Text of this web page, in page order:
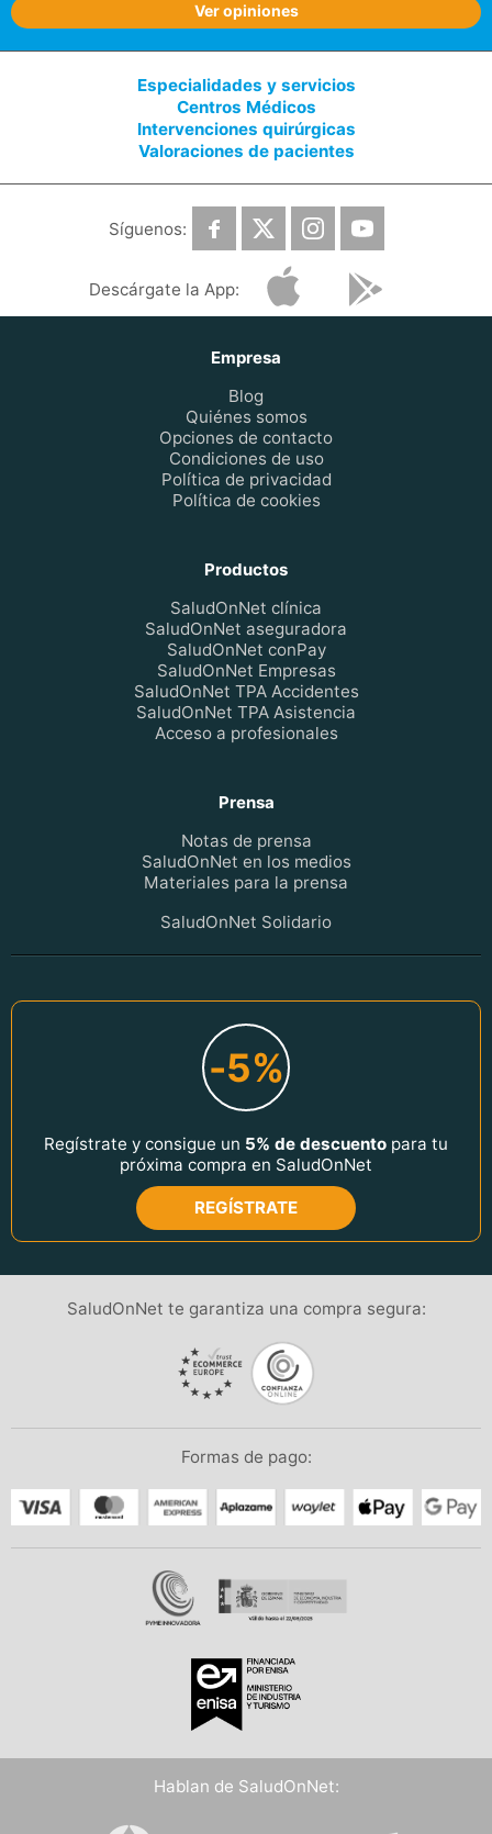
Ver opiniones
Especialidades y servicios
Centros Médicos
Intervenciones quirúrgicas
Valoraciones de pacientes
Síguenos:
Descárgate la App:
Empresa
Blog
Quiénes somos
Opciones de contacto
Condiciones de uso
Política de privacidad
Política de cookies
Productos
SaludOnNet clínica
SaludOnNet aseguradora
SaludOnNet conPay
SaludOnNet Empresas
SaludOnNet TPA Accidentes
SaludOnNet TPA Asistencia
Acceso a profesionales
Prensa
Notas de prensa
SaludOnNet en los medios
Materiales para la prensa
SaludOnNet Solidario
-5%
Regístrate y consigue un 5% de descuento para tu
próxima compra en SaludOnNet
REGÍSTRATE
SaludOnNet te garantiza una compra segura:
Formas de pago:
Hablan de SaludOnNet: